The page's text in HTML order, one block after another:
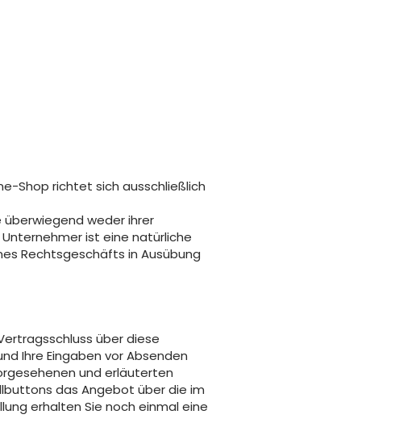
Shop richtet sich ausschließlich
weder ihrer
ist eine natürliche
Rechtsgeschäfts in Ausübung
über diese
Ihre Eingaben vor Absenden
und erläuterten
das Angebot über die im
erhalten Sie noch einmal eine